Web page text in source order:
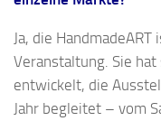
Ja, die
Veranstaltung. Sie hat
entwickelt, die
Jahr begleitet – vom